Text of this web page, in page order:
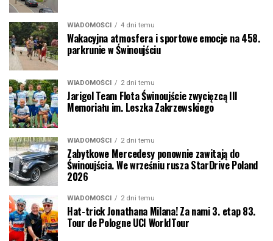
WIADOMOŚCI 4 dni temu
Wakacyjna atmosfera i sportowe emocje na 458.
parkrunie w Świnoujściu
WIADOMOŚCI 2 dni temu
Jarigol Team Flota Świnoujście zwycięzcą III
Memoriału im. Leszka Zakrzewskiego
WIADOMOŚCI 2 dni temu
Zabytkowe Mercedesy ponownie zawitają do
Świnoujścia. We wrześniu rusza StarDrive Poland
2026
WIADOMOŚCI 2 dni temu
Hat-trick Jonathana Milana! Za nami 3. etap 83.
Tour de Pologne UCI WorldTour